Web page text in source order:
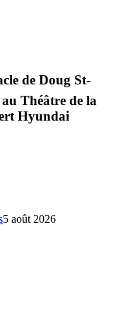
de Doug St-
Théâtre de la
Hyundai
5 août 2026